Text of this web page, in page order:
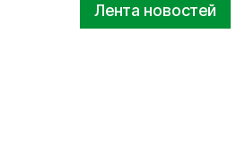
Лента новостей